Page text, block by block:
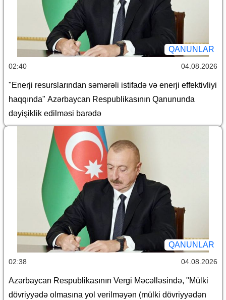
QANUNLAR
02:40 04.08.2026
"Enerji resurslarından səmərəli istifadə və enerji effektivliyi
haqqında" Azərbaycan Respublikasının Qanununda
dəyişiklik edilməsi barədə
QANUNLAR
02:38 04.08.2026
Azərbaycan Respublikasının Vergi Məcəlləsində, "Mülki
dövriyyədə olmasına yol verilməyən (mülki dövriyyədən